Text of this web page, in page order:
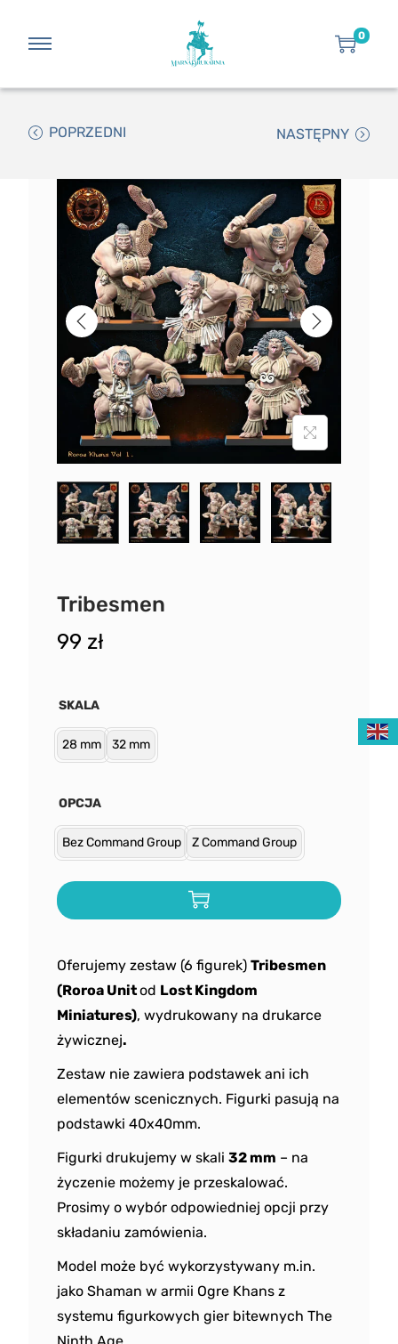
0
POPRZEDNI NASTĘPNY
Tribesmen
99 zł
Oferujemy zestaw (6 figurek) Tribesmen
(Roroa Unitod Lost Kingdom
Miniatures), wydrukowany na drukarce
żywicznej.
Zestaw nie zawiera podstawek ani ich
elementów scenicznych. Figurki pasują na
podstawki 40x40mm.
Figurki drukujemy w skali 32 mm – na
życzenie możemy je przeskalować.
Prosimy o wybór odpowiedniej opcji przy
składaniu zamówienia.
Model może być wykorzystywany m.in.
jako Shaman w armii Ogre Khans z
systemu figurkowych gier bitewnych The
SKALA
28 mm 32 mm
OPCJA
Bez Command Group Z Command Group